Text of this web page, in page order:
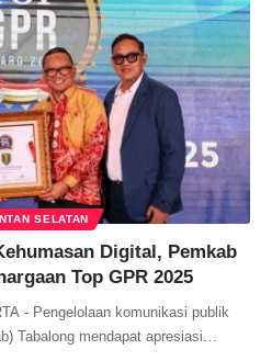
SELATAN
Digital, Pemkab
Top GPR 2025
- Pengelolaan komunikasi publik
Tabalong mendapat apresiasi…